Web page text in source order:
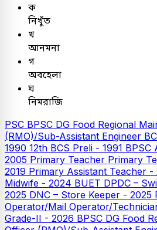
ক
নিখুঁত
খ
আনমনা
গ
অবহেলা
ঘ
নিমরাজি
PSC BPSC DG Food Regional
(RMO)/Sub-Assistant Engineer
1990 12th BCS Preli - 1991 BPSC
2005 Primary Teacher Primary
2019 Primary Assistant Teacher -
Midwife - 2024 BUET DPDC –
2025 DNC – Store Keeper - 2025
Operator/Mail Operator/
Grade-II - 2026 BPSC DG Food